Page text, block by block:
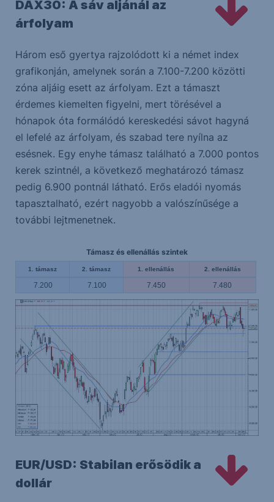
DAX30: A sáv aljánál az
árfolyam
Három eső gyertya rajzolódott ki a német index
grafikonján, amelynek során a 7.100-7.200 közötti
zóna aljáig esett az árfolyam. Ezt a támaszt
érdemes kiemelten figyelni, mert törésével a
hónapok óta formálódó kereskedési sávot hagyná
el lefelé az árfolyam, és szabad tere nyílna az
esésnek. Egy enyhe támasz található a 7.000 pontos
kerek szintnél, a következő meghatározó támasz
pedig 6.900 pontnál látható. Erős eladói nyomás
tapasztalható, ezért nagyobb a valószínűsége a
további lejtmenetnek.
Támasz és ellenállás szintek
1. támasz 2. támasz 1. ellenállás 2. ellenállás
7.200 7.100 7.450 7.480
EUR/USD: Stabilan erősödik a
dollár